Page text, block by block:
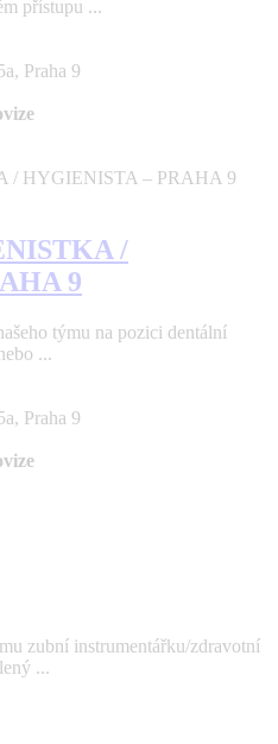
přístupu ...
Praha 9
/
9
týmu na pozici dentální
...
Praha 9
zubní instrumentářku/zdravotní
...